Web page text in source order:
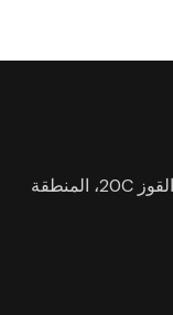
أوتو إكسبرت ورش، مستودع #S2، شارع القوز 20C، المنطقة